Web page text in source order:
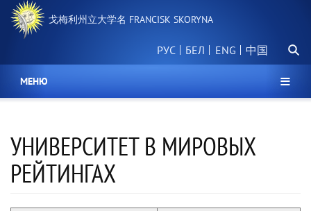
要
戈梅利州立大学名 FRANCISK SKORYNA
РУС БЕЛ 中国
搜
МЕНЮ
УНИВЕРСИТЕТ В МИРОВЫХ
РЕЙТИНГАХ